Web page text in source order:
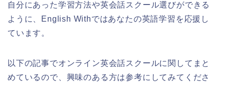
自分にあった学習方法や英会話スクール選びができる
ように、English Withではあなたの英語学習を応援し
ています。
以下の記事でオンライン英会話スクールに関してまと
めているので、興味のある方は参考にしてみてくださ